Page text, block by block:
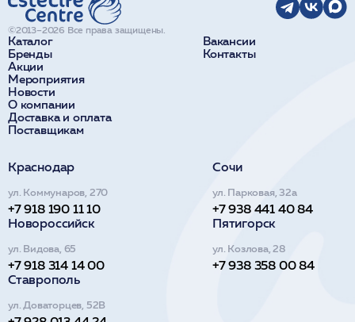
Каталог
Бренды
Акции
Мероприятия
Новости
О компании
Доставка и оплата
Поставщикам
Вакансии
Контакты
©2013–2026 Все права защищены.
Краснодар
ул. Коммунаров, 270
+7 918 190 11 10
Сочи
ул. Парковая, 32а
+7 938 441 40 84
Новороссийск
ул. Видова, 65
+7 918 314 14 00
Пятигорск
ул. Козлова, 28
+7 938 358 00 84
Ставрополь
ул. Доваторцев, 52В